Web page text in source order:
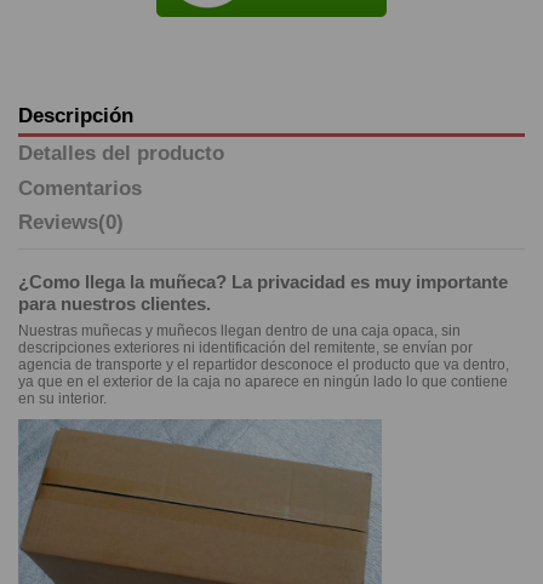
Descripción
Detalles del producto
Comentarios
Reviews(0)
¿Como llega la muñeca? La privacidad es muy importante
para nuestros clientes.
Nuestras muñecas y muñecos llegan dentro de una caja opaca, sin
descripciones exteriores ni identificación del remitente, se envían por
agencia de transporte y el repartidor desconoce el producto que va dentro,
ya que en el exterior de la caja no aparece en ningún lado lo que contiene
en su interior.